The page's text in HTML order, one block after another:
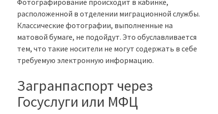
расположенной в отделении миграционной службы.
Классические фотографии, выполненные на
матовой бумаге, не подойдут. Это обуславливается
тем, что такие носители не могут содержать в себе
требуемую электронную информацию.
Загранпаспорт через
Госуслуги или МФЦ